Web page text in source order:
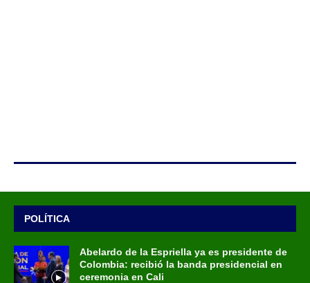
POLÍTICA
Abelardo de la Espriella ya es presidente de
Colombia: recibió la banda presidencial en
ceremonia en Cali